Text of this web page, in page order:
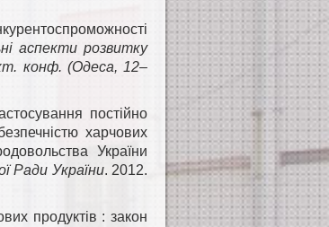
аспекти розвитку
конф. (Одеса, 12–
постійно
харчових
України
Ради України. 2012.
продуктів : закон